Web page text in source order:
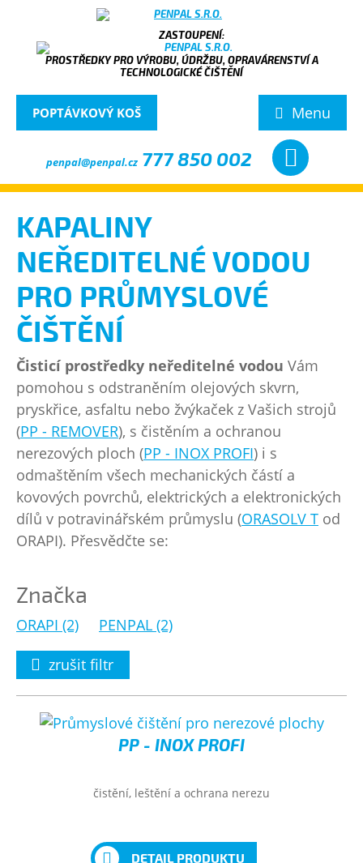
PROSTŘEDKY PRO VÝROBU, ÚDRŽBU, OPRAVÁRENSTVÍ A
TECHNOLOGICKÉ ČIŠTĚNÍ
Menu
POPTÁVKOVÝ KOŠ
penpal@penpal.cz 777 850 002
KAPALINY
NEŘEDITELNÉ VODOU
PRO PRŮMYSLOVÉ
ČIŠTĚNÍ
Čisticí prostředky neředitelné vodou Vám
pomohou s odstraněním olejových skvrn,
pryskřice, asfaltu nebo žvýkaček z Vašich strojů
(PP - REMOVER), s čistěním a ochranou
nerezových ploch (PP - INOX PROFI) i s
odmaštěním všech mechanických částí a
kovových povrchů, elektrických a elektronických
dílů v potravinářském průmyslu (ORASOLV T od
ORAPI). Přesvědčte se:
Značka
ORAPI (2) PENPAL (2)
zrušit filtr
PP - INOX PROFI
čistění, leštění a ochrana nerezu
DETAIL PRODUKTU